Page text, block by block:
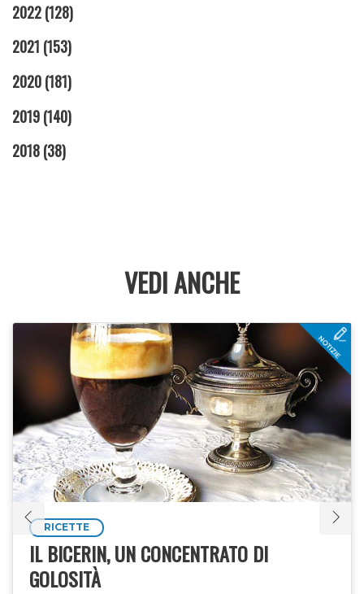
2022(128)
2021 (153)
2020(181)
2019(140)
2018(38)
VEDI ANCHE
RICETTE
IL BICERIN, UN CONCENTRATO DI
GOLOSITÀ